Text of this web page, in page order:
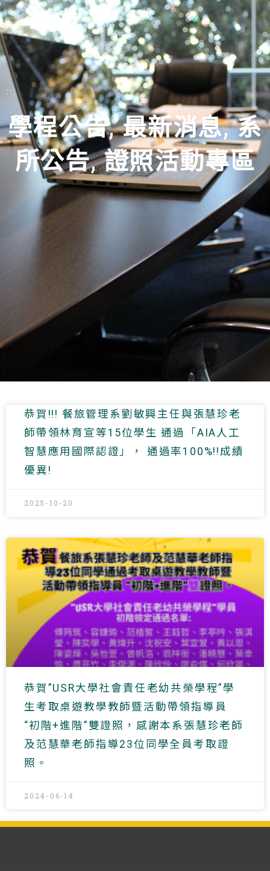
:::
學程公告,最新消息,系
所公告,證照活動專區
恭賀!!! 餐旅管理系劉敏興主任與張慧珍老
師帶領林育宣等15位學生 通過「AIA人工
智慧應用國際認證」， 通過率100%!!成績
優異!
2025-10-20
恭賀”USR大學社會責任老幼共榮學程”學
生考取桌遊教學教師暨活動帶領指導員
“初階+進階”雙證照，感謝本系張慧珍老師
及范慧華老師指導23位同學全員考取證
照。
2024-06-14